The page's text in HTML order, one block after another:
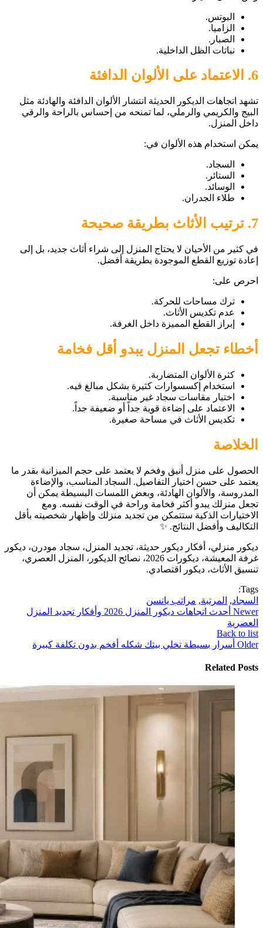
البوتس.
الزاميا.
الصبار.
نباتات الظل الداخلية.
6. الاعتماد على الألوان الدافئة
تشهد اتجاهات الديكور الحديثة انتشار الألوان الدافئة والهادئة مثل
البيج والكريمي والرملي، لما تمنحه من إحساس بالراحة والرقي
داخل المنزل.
يمكن استخدام هذه الألوان في:
السجاد.
الستائر.
الوسائد.
طلاء الجدران.
7. ترتيب الأثاث بطريقة صحيحة
في كثير من الأحيان لا يحتاج المنزل إلى شراء أثاث جديد، بل إلى
إعادة توزيع القطع الموجودة بطريقة أفضل.
احرص على:
ترك مساحات للحركة.
عدم تكديس الأثاث.
إبراز القطع المميزة داخل الغرفة.
أخطاء تجعل المنزل يبدو أقل فخامة
كثرة الألوان المتضاربة.
استخدام إكسسوارات كثيرة بشكل مبالغ فيه.
اختيار مقاسات سجاد غير مناسبة.
الاعتماد على إضاءة قوية جداً أو ضعيفة جداً.
تكديس الأثاث في مساحة صغيرة.
الخلاصة
الحصول على منزل أنيق وفخم لا يعتمد على حجم الميزانية بقدر ما
يعتمد على حسن اختيار التفاصيل. السجاد المناسب، والإضاءة
المدروسة، والألوان الهادئة، وبعض اللمسات البسيطة يمكن أن
تجعل منزلك يبدو أكثر فخامة وراحة في الوقت نفسه. ومع
الاختيارات الذكية ستتمكن من تجديد منزلك وإظهار شخصيته بأقل
التكاليف وأفضل النتائج. ✨
ديكور منزلي، أفكار ديكور حديثة، تجديد المنزل، سجاد مودرن، ديكور
غرفة المعيشة، ديكورات 2026، نصائح الديكور، المنزل العصري،
تنسيق الأثاث، ديكور اقتصادي.
Tags:
السجاد, المرتبة, مراتب يانسن
Newer
أحدث اتجاهات ديكور المنزل 2026 وأفكار تجديد المنزل
العصرية
Back to list
Older أسرار بسيطة تخلي بيتك شكله أفخم بدون تكلفة كبيرة
Related Posts